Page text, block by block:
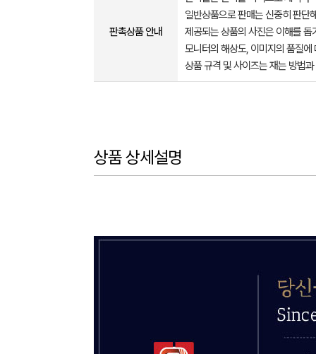
판촉상품 안내
일반상품으로 판매는 신중히 판단
제공되는 상품의 사진은 이해를
모니터의 해상도, 이미지의 품질
상품 규격 및 사이즈는 재는 방법
상품 상세설명